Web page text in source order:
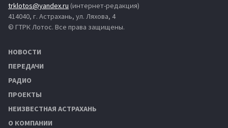
trklotos@yandex.ru (интернет-редакция)
414040, г. Астрахань, ул. Ляхова, 4
© ГТРК Лотос. Все права защищены.
НОВОСТИ
ПЕРЕДАЧИ
РАДИО
ПРОЕКТЫ
НЕИЗВЕСТНАЯ АСТРАХАНЬ
О КОМПАНИИ